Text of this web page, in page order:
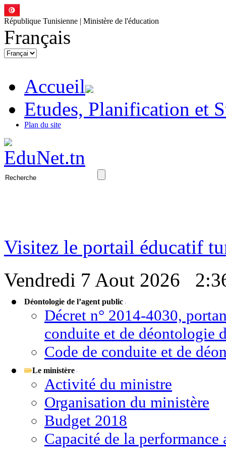
République Tunisienne | Ministère de l'éducation
Français
Accueil
Etudes, Planification et
Plan du site
Visitez le portail éducatif
Vendredi 7 Aout 2026
Déontologie de l’agent public
Décret n° 2014-4030,
conduite et de déontologie
Code de conduite et de
Le ministère
Activité du ministre
Organisation du ministère
Budget 2018
Capacité de la